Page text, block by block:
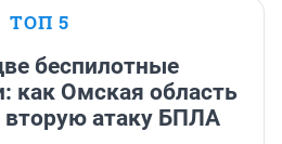
ТОП 5
беспилотные
как Омская область
вторую атаку БПЛА